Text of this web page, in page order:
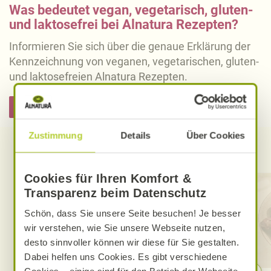
Zustimmung Details Über Cookies
Cookies für Ihren Komfort &
Transparenz beim Datenschutz
Schön, dass Sie unsere Seite besuchen! Je besser
wir verstehen, wie Sie unsere Webseite nutzen,
desto sinnvoller können wir diese für Sie gestalten.
Dabei helfen uns Cookies. Es gibt verschiedene
Was bedeutet vegan, vegetarisch, gluten-
und laktosefrei bei Alnatura Rezepten?
Informieren Sie sich über die genaue Erklärung der
Kennzeichnung von veganen, vegetarischen, gluten-
und laktosefreien Alnatura Rezepten.
Hier informieren
Entdecken Sie weitere Rezepte